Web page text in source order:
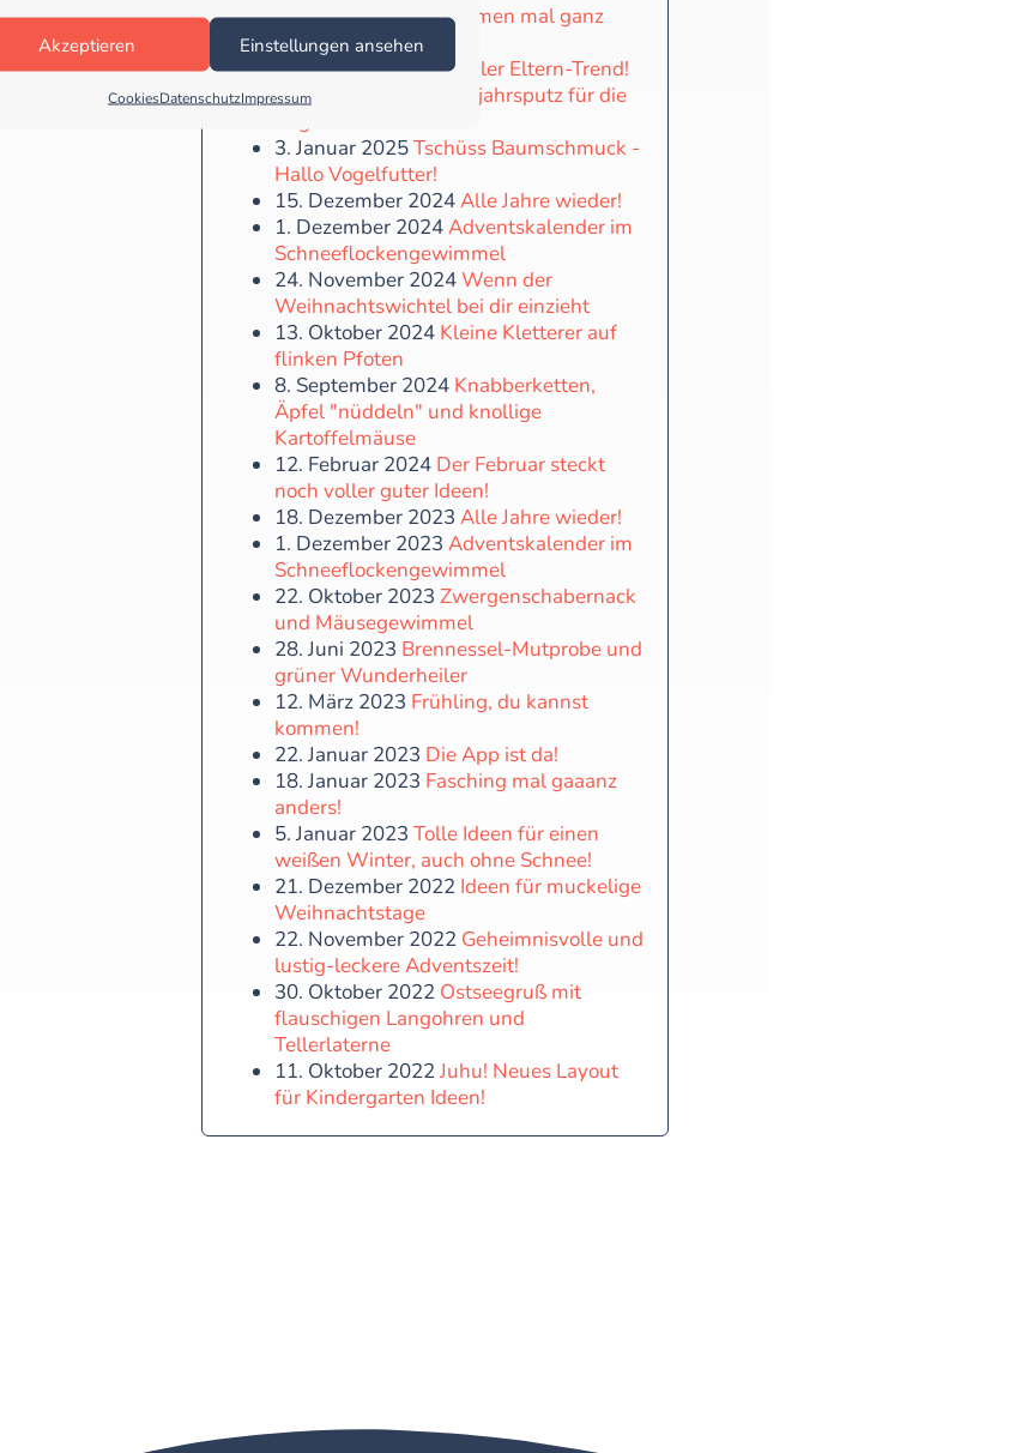
Akzeptieren Einstellungen ansehen
CookiesDatenschutzImpressum
30. März 2025Aufräumen mal ganz
anders
13. März 2025Ein fataler Eltern-Trend!
19. Februar 2025
Frühjahrsputz für die
Vogelvilla
3. Januar 2025Tschüss Baumschmuck -
Hallo Vogelfutter!
15. Dezember 2024Alle Jahre wieder!
1. Dezember 2024Adventskalender im
Schneeflockengewimmel
24. November 2024Wenn der
Weihnachtswichtel bei dir einzieht
13. Oktober 2024 Kleine Kletterer auf
flinken Pfoten
8. September 2024 Knabberketten,
Äpfel "nüddeln" und knollige
Kartoffelmäuse
12. Februar 2024 Der Februar steckt
noch voller guter Ideen!
18. Dezember 2023 Alle Jahre wieder!
1. Dezember 2023 Adventskalender im
Schneeflockengewimmel
22. Oktober 2023 Zwergenschabernack
und Mäusegewimmel
28. Juni 2023 Brennessel-Mutprobe und
grüner Wunderheiler
12. März 2023 Frühling, du kannst
kommen!
22. Januar 2023 Die App ist da!
18. Januar 2023 Fasching mal gaaanz
anders!
5. Januar 2023 Tolle Ideen für einen
weißen Winter, auch ohne Schnee!
21. Dezember 2022 Ideen für muckelige
Weihnachtstage
22. November 2022 Geheimnisvolle und
lustig-leckere Adventszeit!
30. Oktober 2022 Ostseegruß mit
flauschigen Langohren und
Tellerlaterne
11. Oktober 2022Juhu! Neues Layout
für Kindergarten Ideen!